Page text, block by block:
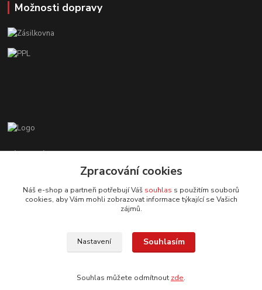
Možnosti dopravy
Zákaznická podpora EshopMB.cz
+420 606 622 002
eshopmb@seznam.cz
© Copyright 2024 Martha Black
Zpracování cookies
Náš e-shop a partneři potřebují Váš souhlas s použitím souborů
cookies, aby Vám mohli zobrazovat informace týkající se Vašich
zájmů.
Nastavení Souhlasím
Souhlas můžete odmítnout zde.